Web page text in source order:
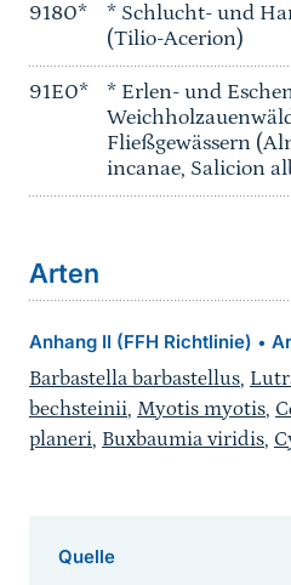
9180*
* Schlucht- und
(Tilio-Acerion)
91E0*
* Erlen- und
Fließgewässern
incanae, Salicion
Arten
Anhang II (FFH Richtlinie) •
Barbastella barbastellus,
bechsteinii, Myotis myotis,
planeri, Buxbaumia viridis,
Quelle